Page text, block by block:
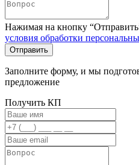
Нажимая на кнопку
условия обработки
Заполните форму, и мы
предложение
Получить КП